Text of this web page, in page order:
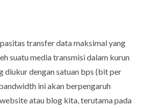
transfer data maksimal yang
suatu media transmisi dalam kurun
diukur dengan satuan bps (bit per
ini akan berpengaruh
atau blog kita, terutama pada